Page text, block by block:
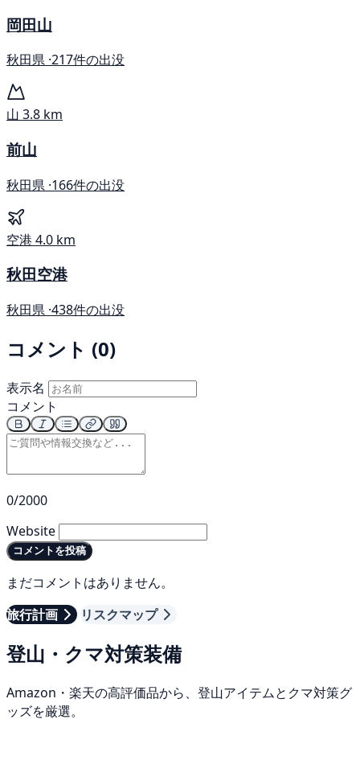
岡田山
秋田県 ·217件の出没
山 3.8 km
前山
秋田県 ·166件の出没
空港 4.0 km
秋田空港
秋田県 ·438件の出没
コメント (0)
表示名
コメント
0/2000
Website
コメントを投稿
まだコメントはありません。
旅行計画
リスクマップ
登山・クマ対策装備
Amazon・楽天の高評価品から、登山アイテムとクマ対策グ
ッズを厳選。